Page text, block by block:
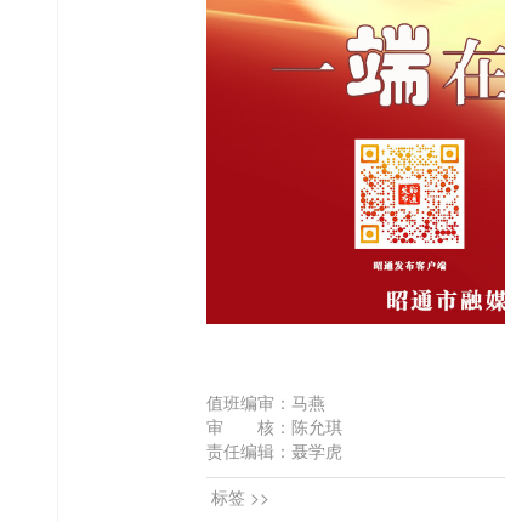
值班编审：马燕
审 核：陈允琪
责任编辑：聂学虎
标签 >>